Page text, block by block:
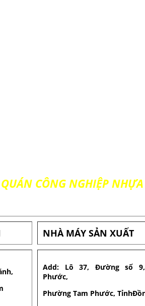
CÔNG NGHIỆP
NHÀ MÁY SẢN XUẤT
Add: Lô 37, Đường số
Phước,
Phường Tam Phước,